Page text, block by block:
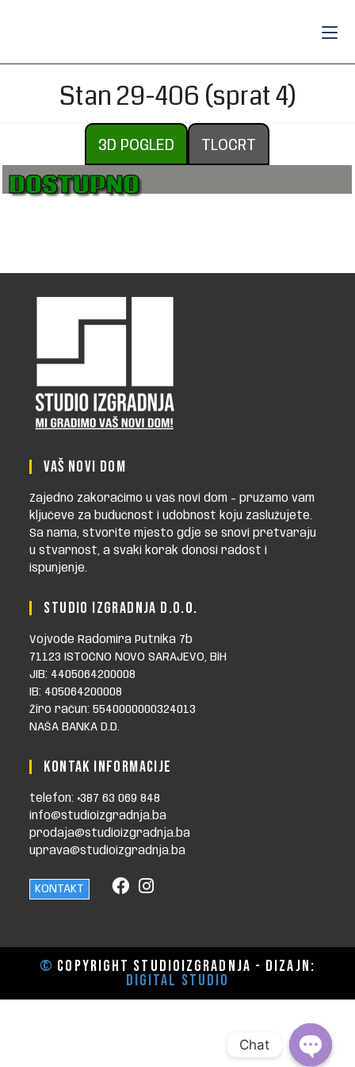
Stan 29-406 (sprat 4)
3D POGLED TLOCRT
DOSTUPNO
VAŠ NOVI DOM
Zajedno zakoračimo u vaš novi dom - pružamo vam
ključeve za budućnost i udobnost koju zaslužujete.
Sa nama, stvorite mjesto gdje se snovi pretvaraju
u stvarnost, a svaki korak donosi radost i
ispunjenje.
STUDIO IZGRADNJA D.O.O.
Vojvode Radomira Putnika 7b
71123 ISTOČNO NOVO SARAJEVO, BiH
JIB: 4405064200008
IB: 405064200008
Žiro račun: 5540000000324013
NAŠA BANKA D.D.
KONTAK INFORMACIJE
telefon: +387 63 069 848
info@studioizgradnja.ba
prodaja@studioizgradnja.ba
uprava@studioizgradnja.ba
KONTAKT
© Copyright STUDIOIZGRADNJA - dizajn:
Digital Studio
Chat